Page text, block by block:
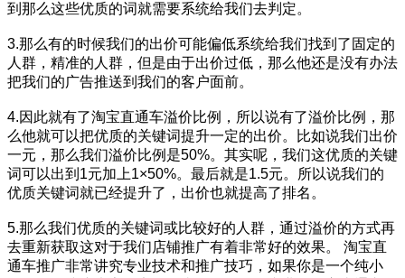
到那么这些优质的词就需要系统给我们去判定。
3.那么有的时候我们的出价可能偏低系统给我们找到了固定的
人群，精准的人群，但是由于出价过低，那么他还是没有办法
把我们的广告推送到我们的客户面前。
4.因此就有了淘宝直通车溢价比例，所以说有了溢价比例，那
么他就可以把优质的关键词提升一定的出价。比如说我们出价
一元，那么我们溢价比例是50%。其实呢，我们这优质的关键
词可以出到1元加上1×50%。最后就是1.5元。所以说我们的
优质关键词就已经提升了，出价也就提高了排名。
5.那么我们优质的关键词或比较好的人群，通过溢价的方式再
去重新获取这对于我们店铺推广有着非常好的效果。 淘宝直
通车推广非常讲究专业技术和推广技巧，如果你是一个纯小